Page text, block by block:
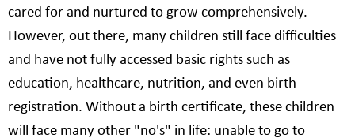
cared for and nurtured to grow comprehensively.
However, out there, many children still face difficulties
and have not fully accessed basic rights such as
education, healthcare, nutrition, and even birth
registration. Without a birth certificate, these children
will face many other "no's" in life: unable to go to